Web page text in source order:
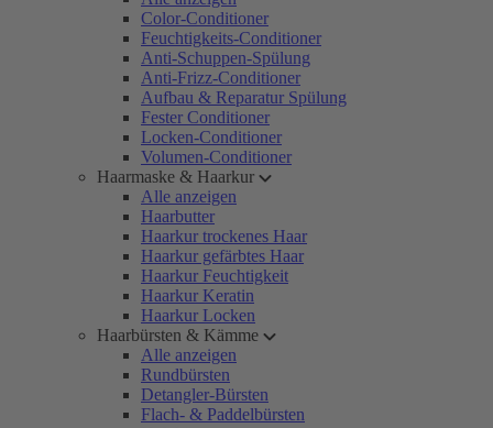
Color-Conditioner
Feuchtigkeits-Conditioner
Anti-Schuppen-Spülung
Anti-Frizz-Conditioner
Aufbau & Reparatur Spülung
Fester Conditioner
Locken-Conditioner
Volumen-Conditioner
Haarmaske & Haarkur
Alle anzeigen
Haarbutter
Haarkur trockenes Haar
Haarkur gefärbtes Haar
Haarkur Feuchtigkeit
Haarkur Keratin
Haarkur Locken
Haarbürsten & Kämme
Alle anzeigen
Rundbürsten
Detangler-Bürsten
Flach- & Paddelbürsten